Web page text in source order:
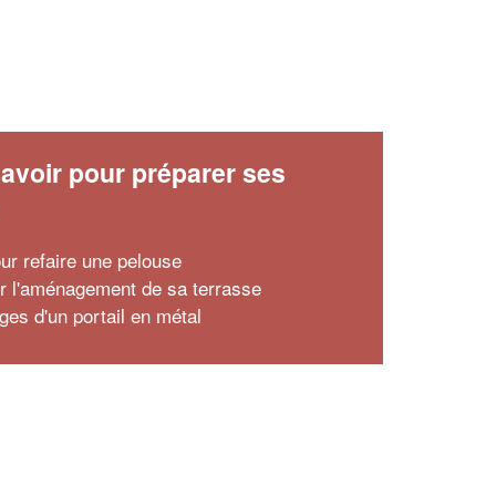
pour préparer ses
refaire une pelouse
l'aménagement de sa terrasse
d'un portail en métal